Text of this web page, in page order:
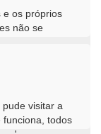
e os próprios
não se
visitar a
funciona, todos